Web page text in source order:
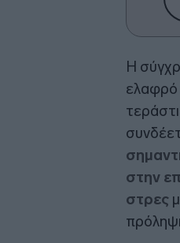
Η
ελαφρό
στην
στρες